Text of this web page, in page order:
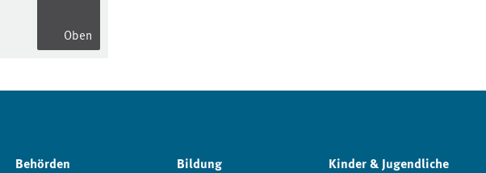
Oben
Behörden Bildung Kinder & Jugendliche